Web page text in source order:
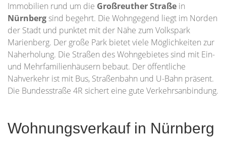
Immobilien rund um die Großreuther Straße in
Nürnbergsind begehrt. Die Wohngegend liegt im Norden
der Stadt und punktet mit der Nähe zum Volkspark
Marienberg. Der große Park bietet viele Möglichkeiten zur
Naherholung. Die Straßen des Wohngebietes sind mit Ein-
und Mehrfamilienhäusern bebaut. Der öffentliche
Nahverkehr ist mit Bus, Straßenbahn und U-Bahn präsent.
Die Bundesstraße 4R sichert eine gute Verkehrsanbindung.
Wohnungsverkauf in Nürnberg